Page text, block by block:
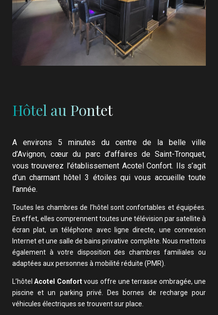
Hôtel au Pontet
A environs 5 minutes du centre de la belle ville
d’Avignon, cœur du parc d’affaires de Saint-Tronquet,
vous trouverez l’établissement Acotel Confort. Ils s’agit
d’un charmant hôtel 3 étoiles qui vous accueille toute
l’année.
Toutes les chambres de l’hôtel sont confortables et équipées.
En effet, elles comprennent toutes une télévision par satellite à
écran plat, un téléphone avec ligne directe, une connexion
Internet et une salle de bains privative complète. Nous mettons
également à votre disposition des chambres familiales ou
adaptées aux personnes à mobilité réduite (PMR).
L’hôtelAcotel Confortvous offre une terrasse ombragée, une
piscine et un parking privé. Des bornes de recharge pour
véhicules électriques se trouvent sur place.